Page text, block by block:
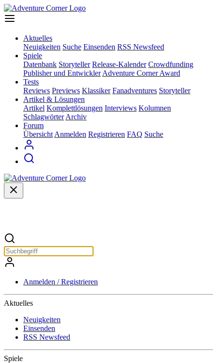
Aktuelles
Neuigkeiten Suche Einsenden RSS Newsfeed
Spiele
Datenbank Storyteller Release-Kalender Crowdfunding
Publisher und Entwickler Adventure Corner Award
Tests
Reviews Previews Klassiker Fanadventures Storyteller
Artikel & Lösungen
Artikel Komplettlösungen Interviews Kolumnen
Schlagwörter Archiv
Forum
Übersicht Anmelden Registrieren FAQ Suche
Anmelden / Registrieren
Aktuelles
Neuigkeiten
Einsenden
RSS Newsfeed
Spiele